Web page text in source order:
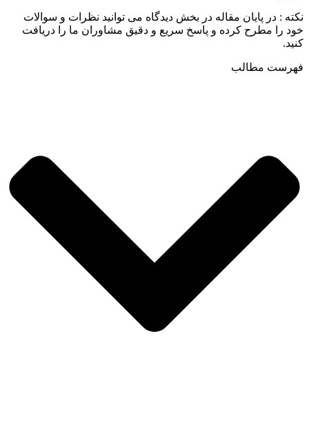
نکته : در پایان مقاله در بخش دیدگاه می توانید نظرات و سوالات
خود را مطرح کرده و پاسخ سریع و دقیق مشاوران ما را دریافت
کنید.
فهرست مطالب